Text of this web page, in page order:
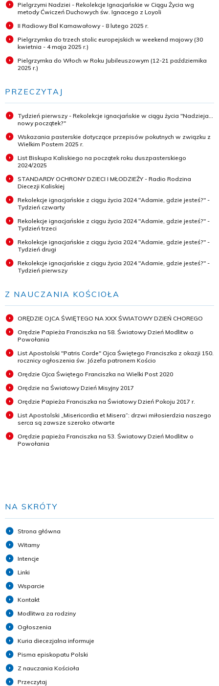
Pielgrzymi Nadziei - Rekolekcje Ignacjańskie w Ciągu Życia wg
metody Ćwiczeń Duchowych św. Ignacego z Loyoli
II Radiowy Bal Karnawałowy - 8 lutego 2025 r.
Pielgrzymka do trzech stolic europejskich w weekend majowy (30
kwietnia - 4 maja 2025 r.)
Pielgrzymka do Włoch w Roku Jubileuszowym (12-21 października
2025 r.)
PRZECZYTAJ
Tydzień pierwszy - Rekolekcje ignacjańskie w ciągu życia "Nadzieja...
nowy początek?"
Wskazania pasterskie dotyczące przepisów pokutnych w związku z
Wielkim Postem 2025 r.
List Biskupa Kaliskiego na początek roku duszpasterskiego
2024/2025
STANDARDY OCHRONY DZIECI I MŁODZIEŻY - Radio Rodzina
Diecezji Kaliskiej
Rekolekcje ignacjańskie z ciągu życia 2024 "Adamie, gdzie jesteś?" -
Tydzień czwarty
Rekolekcje ignacjańskie z ciągu życia 2024 "Adamie, gdzie jesteś?" -
Tydzień trzeci
Rekolekcje ignacjańskie z ciągu życia 2024 "Adamie, gdzie jesteś?" -
Tydzień drugi
Rekolekcje ignacjańskie z ciągu życia 2024 "Adamie, gdzie jesteś?" -
Tydzień pierwszy
Z NAUCZANIA KOŚCIOŁA
ORĘDZIE OJCA ŚWIĘTEGO NA XXX ŚWIATOWY DZIEŃ CHOREGO
Orędzie Papieża Franciszka na 58. Światowy Dzień Modlitw o
Powołania
List Apostolski "Patris Corde" Ojca Świętego Franciszka z okazji 150.
rocznicy ogłoszenia św. Józefa patronem Kościo
Orędzie Ojca Świętego Franciszka na Wielki Post 2020
Orędzie na Światowy Dzień Misyjny 2017
Orędzie Papieża Franciszka na Światowy Dzień Pokoju 2017 r.
List Apostolski „Misericordia et Misera”: drzwi miłosierdzia naszego
serca są zawsze szeroko otwarte
Orędzie papieża Franciszka na 53. Światowy Dzień Modlitw o
Powołania
NA SKRÓTY
Strona główna
Witamy
Intencje
Linki
Wsparcie
Kontakt
Modlitwa za rodziny
Ogłoszenia
Kuria diecezjalna informuje
Pisma episkopatu Polski
Z nauczania Kościoła
Przeczytaj